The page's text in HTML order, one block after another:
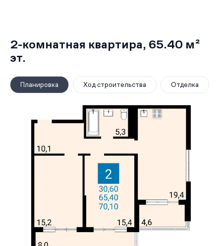
2-комнатная квартира, 65.40 м²
эт.
Планировка Ход строительства Отделка